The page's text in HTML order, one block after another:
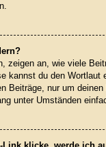
zeigen an, wie viele
kannst du den
Beiträge, nur um
unter Umständen